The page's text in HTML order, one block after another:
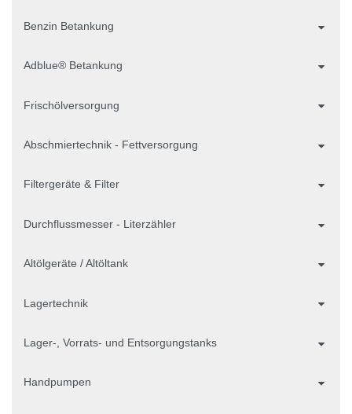
Benzin Betankung
Adblue® Betankung
Frischölversorgung
Abschmiertechnik - Fettversorgung
Filtergeräte & Filter
Durchflussmesser - Literzähler
Altölgeräte / Altöltank
Lagertechnik
Lager-, Vorrats- und Entsorgungstanks
Handpumpen